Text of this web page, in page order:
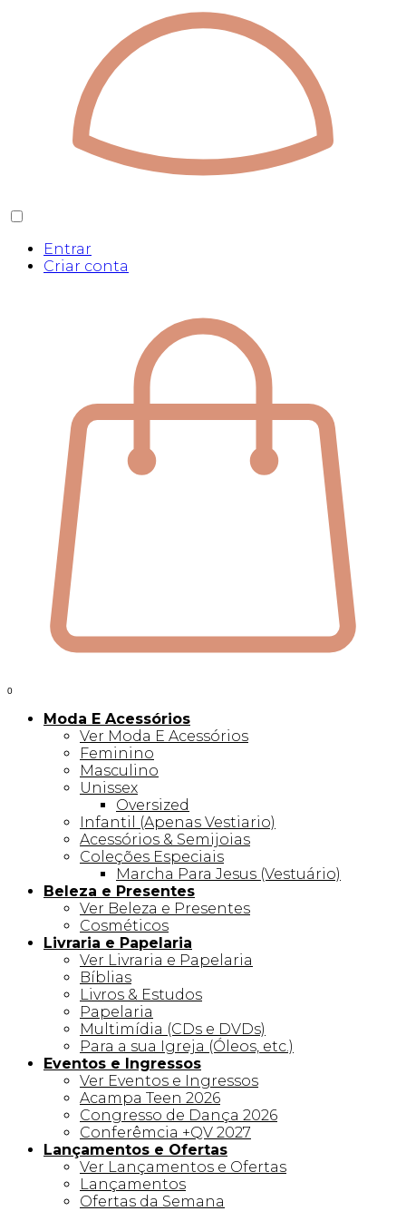
Entrar
Criar conta
0
Moda E Acessórios
Ver Moda E Acessórios
Feminino
Masculino
Unissex
Oversized
Infantil (Apenas Vestiario)
Acessórios & Semijoias
Coleções Especiais
Marcha Para Jesus (Vestuário)
Beleza e Presentes
Ver Beleza e Presentes
Cosméticos
Livraria e Papelaria
Ver Livraria e Papelaria
Bíblias
Livros & Estudos
Papelaria
Multimídia (CDs e DVDs)
Para a sua Igreja (Óleos, etc.)
Eventos e Ingressos
Ver Eventos e Ingressos
Acampa Teen 2026
Congresso de Dança 2026
Conferêmcia +QV 2027
Lançamentos e Ofertas
Ver Lançamentos e Ofertas
Lançamentos
Ofertas da Semana